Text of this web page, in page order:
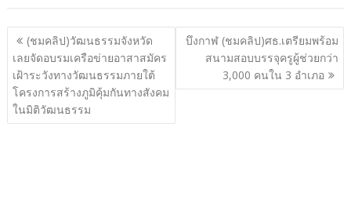
แนะแนว
เรื่อง
(ชมคลิป)วัฒนธรรมจังหวัด
เลยจัดอบรมเครือข่ายอาสาสมัคร
เฝ้าระวังทางวัฒนธรรมภายใต้
โครงการสร้างภูมิคุ้มกันทางสังคม
ในมิติวัฒนธรรม
บึงกาฬ (ชมคลิป)ศธ.เตรียมพร้อม
สนามสอบบรรจุครูผู้ช่วยกว่า
3,000 คนใน 3 อำเภอ